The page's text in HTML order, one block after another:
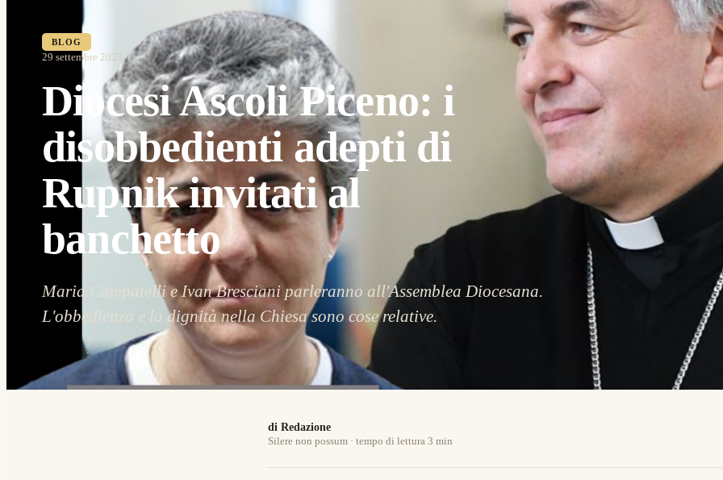
BLOG
29 settembre 2023
Diocesi Ascoli Piceno: i
disobbedienti adepti di
Rupnik invitati al
banchetto
Maria Campatelli e Ivan Bresciani parleranno all'Assemblea Diocesana.
L'obbedienza e la dignità nella Chiesa sono cose relative.
di Redazione
Silere non possum · tempo di lettura 3 min